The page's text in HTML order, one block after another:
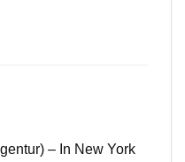
– In New York